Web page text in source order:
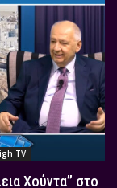
TV
Χούντα” στο